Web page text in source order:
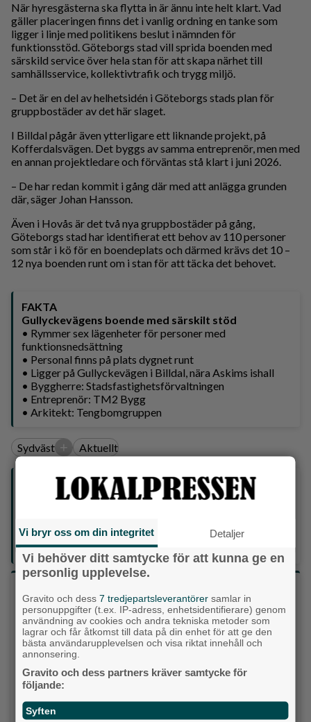
När hyresgästerna ska flytta in är ännu inte helt klart. Vad
gäller placeringen finns det i vanlig ordning en tanke som
ligger i linje med politikens beslut i nämnden för
funktionsstöd. Göteborgs stad vill sprida boenden med
särskild service över hela stan för att skapa närhet till
samhällsservice, kollektivtrafik och trygg miljö.
– Det är en del av helhetsidén i Göteborgs stads plan för
gruppbostäder av det här slaget.
I Billdal pågår även ytterligare ett liknande projekt, på
Kofferdalsvägen. Det byggs av samma entreprenör, men med
en annan projektledare och förväntas stå klart i juni 2026.
– De har redan kommit i gång där med att anlägga grunden
där, säger Johan Hansson.
Även i Hovås är det två nya gruppbostäder på gång,
Göteborgs stad har identifierat ett behov av 110 personer
som står i kö för en boendeplats och därmed krävs det 10 –
12 nya boenden runt om i stan för att täcka det behovet.
FAKTA
Gullyckevägens boende med särskilt stöd
• Rymmer sex lägenheter för personer med
funktionsnedsättning
• Personal finns på plats dygnet runt
• Ligger på Gullyckevägen i Billdal, nära Askims ishall
• Byggherre: Stadsfastighetsförvaltningen
• Entreprenör: TM2 Bygg
• Arkitekt: Tengbomgruppen
Sydväst + Aktuellt
Följ oss på sociala medier:
GRATIS!
Lokalpressen, på webben, i brevlådan och sociala medier.
idag?
Socialdemokraterna
Moderaterna
Vänsterpartiet
Vi bryr oss om din integritet Detaljer
Vi behöver ditt samtycke för att kunna ge en
personlig upplevelse.
Gravito och dess7 tredjepartsleverantörer samlar in
personuppgifter (t.ex. IP-adress, enhetsidentifierare) genom
användning av cookies och andra tekniska metoder som
lagrar och får åtkomst till data på din enhet för att ge den
bästa användarupplevelsen och visa riktat innehåll och
annonsering.
Gravito och dess partners kräver samtycke för
följande:
Syften